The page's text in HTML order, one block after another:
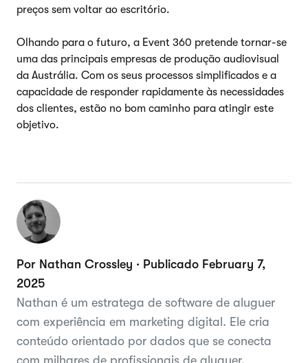
preços sem voltar ao escritório.
Olhando para o futuro, a Event 360 pretende tornar-se
uma das principais empresas de produção audiovisual
da Austrália. Com os seus processos simplificados e a
capacidade de responder rapidamente às necessidades
dos clientes, estão no bom caminho para atingir este
objetivo.
Por Nathan Crossley · Publicado February 7,
2025
Nathan é um estratega de software de aluguer
com experiência em marketing digital. Ele cria
conteúdo orientado por dados que se conecta
com milhares de profissionais de aluguer.